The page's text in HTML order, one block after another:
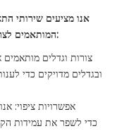
אנו מציעים שירותי
המותאמים לצרכים הספציפיים שלך. השירותים שלנו כוללים:
צורות וגדלים מותאמים
ובגדלים מדויקים כדי
אפשרויות ציפוי: